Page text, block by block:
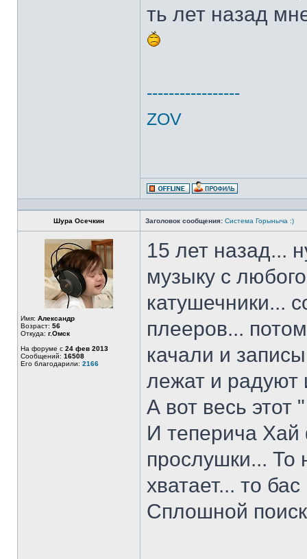
ть лет назад
-----------------
ZOV
Шура Осечкин Заголовок сообщения: Система Горыныча :)
Имя: Александр
Возраст: 56
Откуда: г.Омск
На форуме с 24 фев 2013
Сообщений: 16508
Его благодарили: 2166
15 лет назад...
музыку с
катушечники...
плееров...
качали и
лежат и радуют
А вот весь
И теперича
прослушки... То
хватает... то
Сплошной